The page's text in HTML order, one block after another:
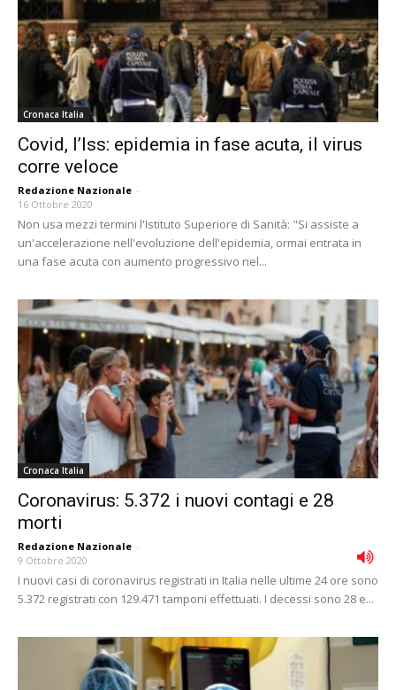
Cronaca Italia
Covid, l’Iss: epidemia in fase acuta, il virus
corre veloce
Redazione Nazionale -
16 Ottobre 2020
Non usa mezzi termini l'Istituto Superiore di Sanità: "Si assiste a
un'accelerazione nell'evoluzione dell'epidemia, ormai entrata in
una fase acuta con aumento progressivo nel...
Cronaca Italia
Coronavirus: 5.372 i nuovi contagi e 28
morti
Redazione Nazionale -
9 Ottobre 2020
I nuovi casi di coronavirus registrati in Italia nelle ultime 24 ore sono
5.372 registrati con 129.471 tamponi effettuati. I decessi sono 28 e...